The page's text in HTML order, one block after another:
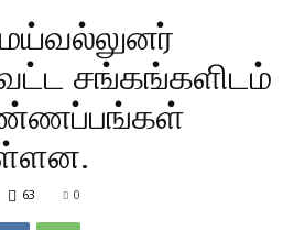
சங்கங்களிடம்
63 0